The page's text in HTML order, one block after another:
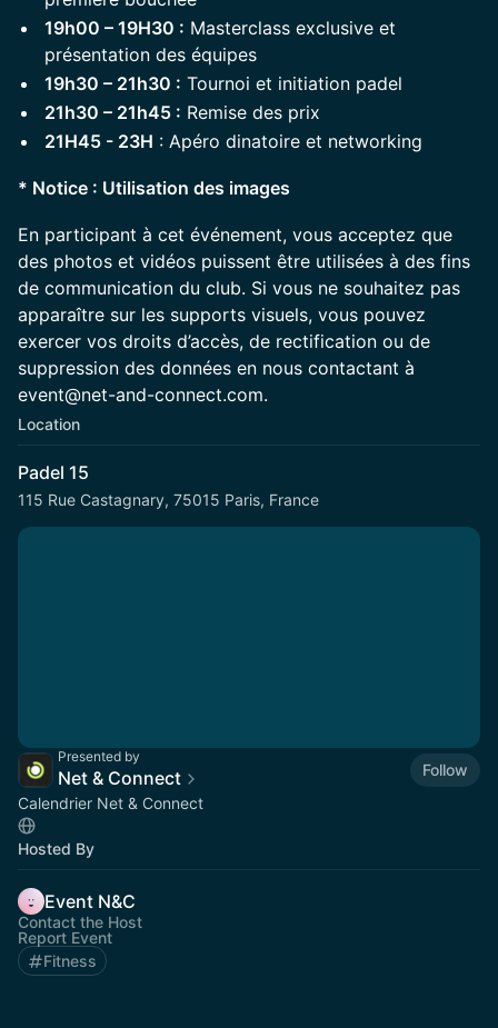
19h00 – 19H30 : Masterclass exclusive et
présentation des équipes
19h30 – 21h30 : Tournoi et initiation padel
21h30 – 21h45 : Remise des prix
21H45 - 23H : Apéro dinatoire et networking
* Notice : Utilisation des images
En participant à cet événement, vous acceptez que
des photos et vidéos puissent être utilisées à des fins
de communication du club. Si vous ne souhaitez pas
apparaître sur les supports visuels, vous pouvez
exercer vos droits d’accès, de rectification ou de
suppression des données en nous contactant à
event@net-and-connect.com.
Location
Padel 15
115 Rue Castagnary, 75015 Paris, France
Presented by
Net & Connect
Follow
Calendrier Net & Connect
Hosted By
Event N&C
Contact the Host
Report Event
Fitness